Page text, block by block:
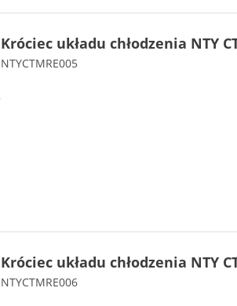
Króciec układu chłodzenia NTY
NTYCTMRE005
Króciec układu chłodzenia NTY
NTYCTMRE006